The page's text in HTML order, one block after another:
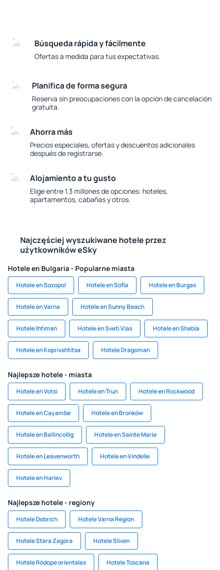
Búsqueda rápida y fácilmente
Ofertas a medida para tus expectativas.
Planifica de forma segura
Reserva sin preocupaciones con la opción de cancelación
gratuita.
Ahorra más
Precios especiales, ofertas y descuentos adicionales
después de registrarse.
Alojamiento a tu gusto
Elige entre 1.3 millones de opciones: hoteles,
apartamentos, cabañas y otros.
Najczęściej wyszukiwane hotele przez
użytkowników eSky
Hotele en Bulgaria - Popularne miasta
Hotele en Sozopol Hotele en Sofía Hotele en Burgas
Hotele en Varna Hotele en Sunny Beach
Hotele Ihtiman Hotele en Sveti Vlas Hotele en Shabla
Hotele en Koprivshtitsa Hotele Dragoman
Najlepsze hotele - miasta
Hotele en Votsi Hotele en Trun Hotele en Rockwood
Hotele en Cayambe Hotele en Bronków
Hotele en Ballincollig Hotele en Sainte Marie
Hotele en Leavenworth Hotele en Vindelle
Hotele en Harlev
Najlepsze hotele - regiony
Hotele Dobrich Hotele Varna Region
Hotele Stara Zagora Hotele Sliven
Hotele Ródope orientales Hotele Toscana